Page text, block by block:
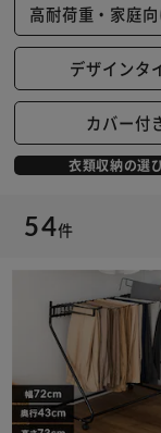
高耐荷重・家庭
デザインタ
カバー付
衣類収納の選
54件
カートに